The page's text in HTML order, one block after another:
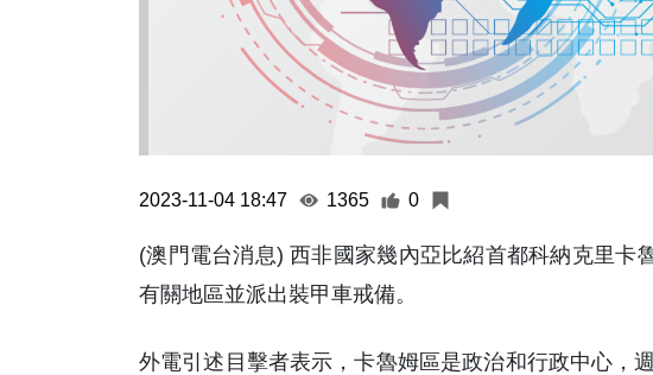
2023-11-04 18:47 1365 0
(澳門電台消息) 西非國家幾內亞比紹首都科納克里卡
有關地區並派出裝甲車戒備。
外電引述目擊者表示，卡魯姆區是政治和行政中心，